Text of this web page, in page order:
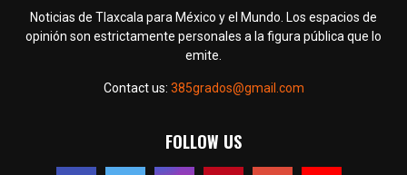
Noticias de Tlaxcala para México y el Mundo. Los espacios de
opinión son estrictamente personales a la figura pública que lo
emite.
Contact us: 385grados@gmail.com
FOLLOW US